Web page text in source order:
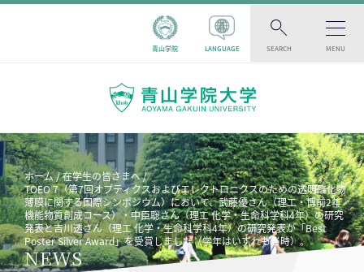
青山学院 LANGUAGE SEARCH MENU
ホーム
在学生の皆さまへ
TOEO 7（第7回オプティクスおよびエレクトロニクスのための透明酸化物
薄膜に関する国際シンポジウム）において、武藤優さん（理工・博前2年
機能物質創成コース）・中臣聡さん（理工 化学・生命科学科4年）の研究
発表と吉川透さん（理工 化学・生命科学科4年）の研究発表が「Best
Poster Silver Award」を受賞しました（学年はいずれも当時）。
NEWS